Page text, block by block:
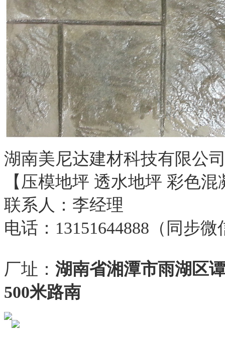
湖南美尼达建材科技有限公
【压模地坪 透水地坪 彩色
联系人：李经理
电话：13151644888（同步微
厂址： 湖南省湘潭市雨湖区
500米路南